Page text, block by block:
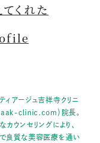
くれた
ィアージュ吉祥寺クリニ
aak-clinic.com）院長。
カウンセリングにより、
良質な美容医療を通い